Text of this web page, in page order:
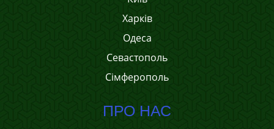
Харків
Одеса
Севастополь
Сімферополь
ПРО НАС